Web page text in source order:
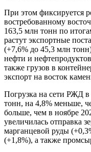
При этом фиксируется
востребованному
163,5 млн тонн по
растут экспортные
(+7,6% до 45,3 млн
нефти и
также грузов в
экспорт на восток
Погрузка на сети РЖД в
тонн, на 4,8% меньше,
больше, чем в ноябре
увеличилась отправка
марганцевой руды
(+1,8%), а также